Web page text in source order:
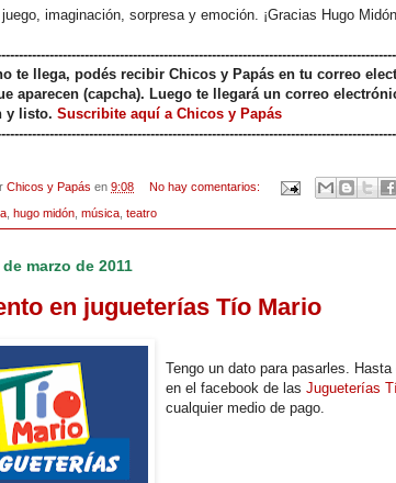
imaginación, sorpresa y emoción. ¡Gracias Hugo
te llega, podés recibir Chicos y Papás en tu correo
aparecen (capcha). Luego te llegará un correo
y listo. Suscribite aquí a Chicos y Papás
Chicos y Papás en 9:08 No hay comentarios:
hugo midón música teatro
marzo de 2011
en jugueterías Tío Mario
Tengo un dato para pasarles.
en el facebook de las Jugueterías
cualquier medio de pago.